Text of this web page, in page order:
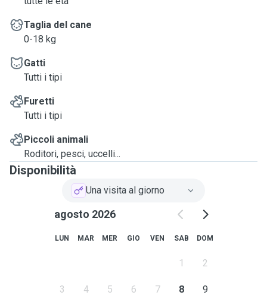
Taglia del cane
0-18 kg
Gatti
Tutti i tipi
Furetti
Tutti i tipi
Piccoli animali
Roditori, pesci, uccelli...
Disponibilità
Una visita al giorno
agosto 2026
LUN MAR MER GIO VEN SAB DOM
1 2
3 4 5 6 7 8 9